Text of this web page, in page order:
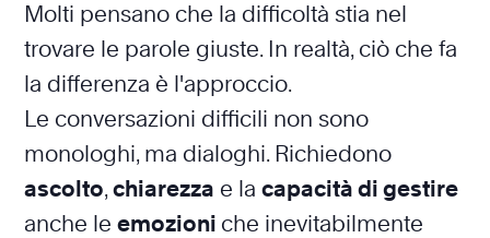
Molti pensano che la difficoltà stia nel
trovare le parole giuste. In realtà, ciò che fa
la differenza è l'approccio.
Le conversazioni difficili non sono
monologhi, ma dialoghi. Richiedono
ascolto, chiarezza e la capacità di gestire
anche le emozioni che inevitabilmente